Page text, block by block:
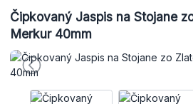
Čipkovaný Jaspis na Stojane
Merkur 40mm